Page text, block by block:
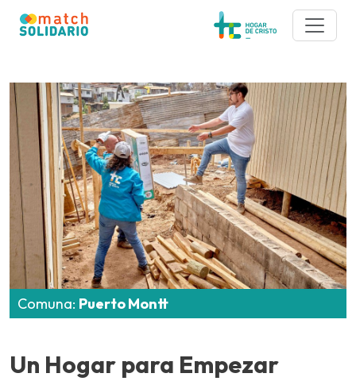
Comuna: Puerto Montt
Un Hogar para Empezar